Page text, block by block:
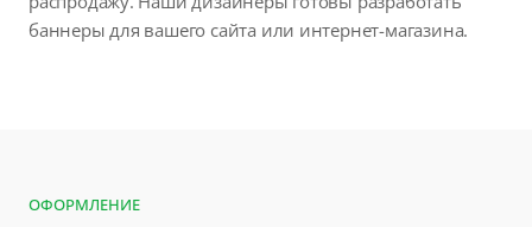
баннеры для вашего сайта или интернет-магазина.
ОФОРМЛЕНИЕ